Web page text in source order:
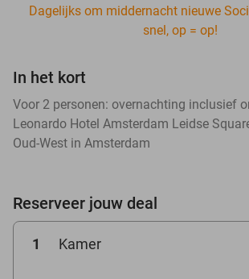
Dagelijks om middernacht nieuwe
snel, op = op!
In het kort
Voor 2 personen: overnachting inclusief
Leonardo Hotel Amsterdam Leidse
Oud-West in Amsterdam
Reserveer jouw deal
1 Kamer